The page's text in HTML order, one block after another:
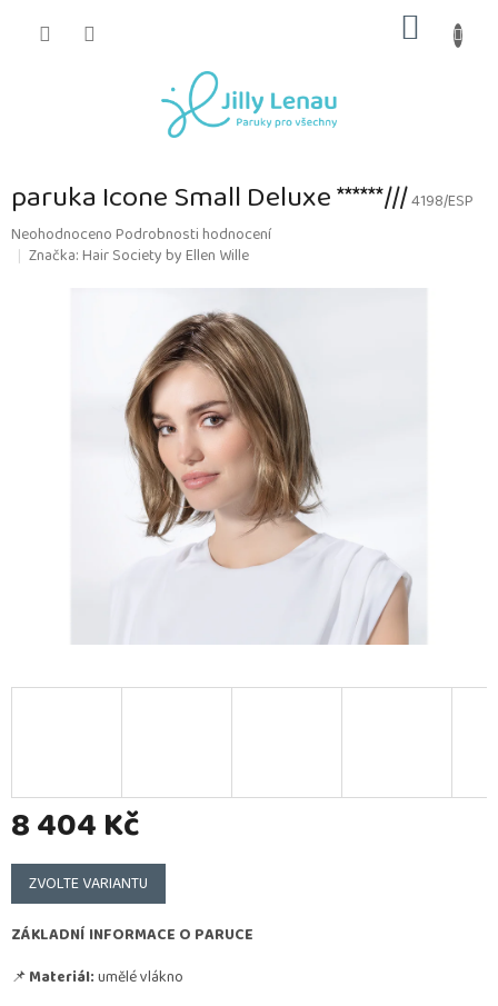
KOŠÍK
paruka Icone Small Deluxe ******///4198/ESP
Průměrné
hodnocení
NeohodnocenoPodrobnosti hodnocení
Značka:Hair Society by Ellen Wille
8 404 Kč
Měrná
cena:
ZVOLTE VARIANTU
ZÁKLADNÍ INFORMACE O PARUCE
📌Materiál:umělé vlákno